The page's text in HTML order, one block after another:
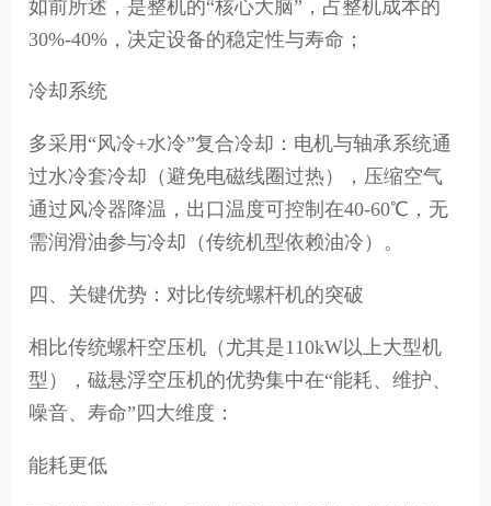
如前所述，是整机的“核心大脑”，占整机成本的
30%-40%，决定设备的稳定性与寿命；
冷却系统
多采用“风冷+水冷”复合冷却：电机与轴承系统通
过水冷套冷却（避免电磁线圈过热），压缩空气
通过风冷器降温，出口温度可控制在40-60℃，无
需润滑油参与冷却（传统机型依赖油冷）。
四、关键优势：对比传统螺杆机的突破
相比传统螺杆空压机（尤其是110kW以上大型机
型），磁悬浮空压机的优势集中在“能耗、维护、
噪音、寿命”四大维度：
能耗更低